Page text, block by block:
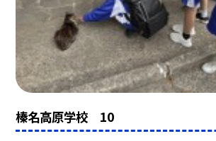
榛名高原学校 10